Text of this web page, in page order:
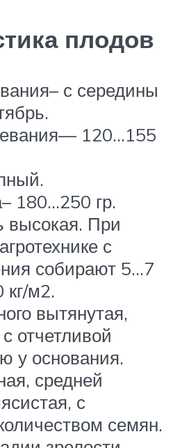
плодов
с середины
120…155
180…250 гр.
высокая. При
с
собирают 5…7
кг/м2.
вытянутая,
отчетливой
у основания.
средней
с
семян.